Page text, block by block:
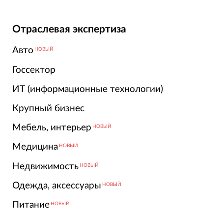
Отраслевая экспертиза
Авто НОВЫЙ
Госсектор
ИТ (информационные технологии)
Крупный бизнес
Мебель, интерьер НОВЫЙ
Медицина НОВЫЙ
Недвижимость НОВЫЙ
Одежда, аксессуары НОВЫЙ
Питание НОВЫЙ